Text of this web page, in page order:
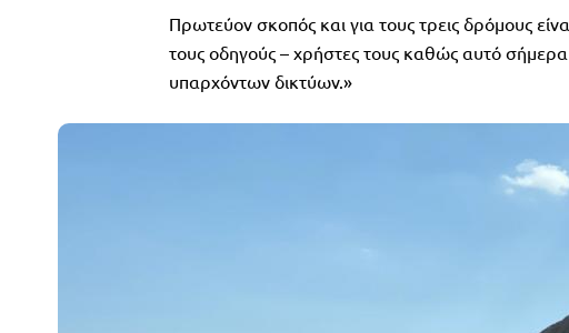
Πρωτεύον σκοπός και για τους τρεις δρόμους
τους οδηγούς – χρήστες τους καθώς αυτό
υπαρχόντων δικτύων.»